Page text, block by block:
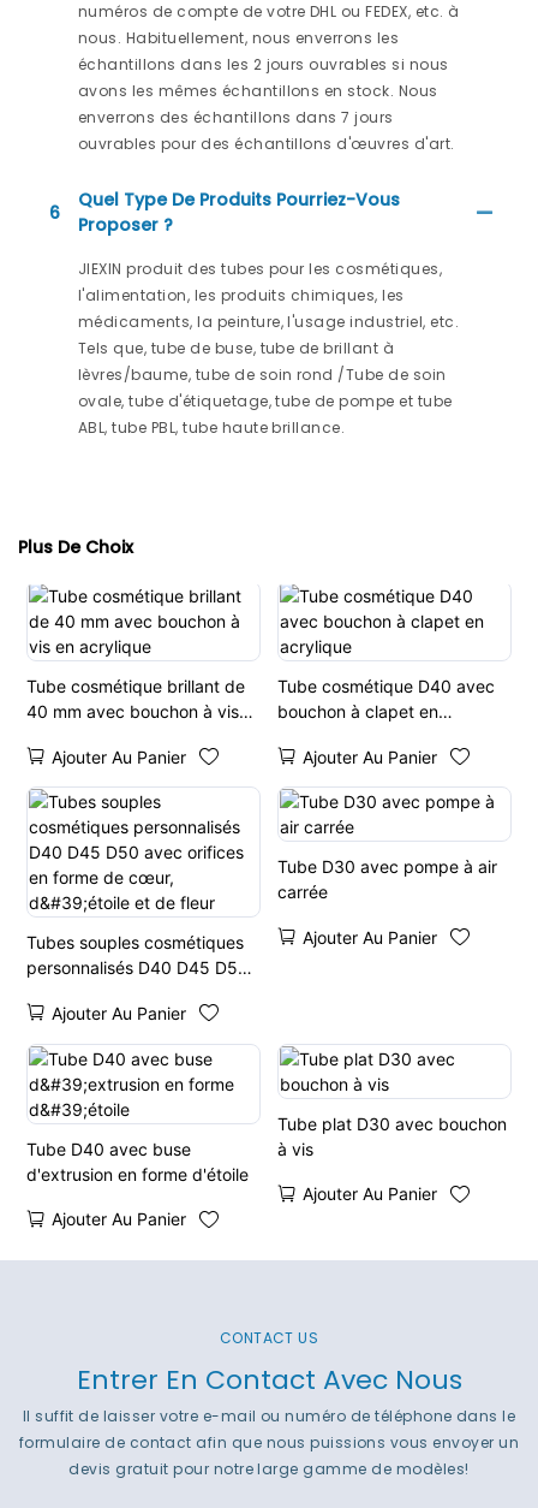
numéros de compte de votre DHL ou FEDEX, etc. à
nous. Habituellement, nous enverrons les
échantillons dans les 2 jours ouvrables si nous
avons les mêmes échantillons en stock. Nous
enverrons des échantillons dans 7 jours
ouvrables pour des échantillons d'œuvres d'art.
6
Quel Type De Produits Pourriez-Vous
Proposer ?
JIEXIN produit des tubes pour les cosmétiques,
l'alimentation, les produits chimiques, les
médicaments, la peinture, l'usage industriel, etc.
Tels que, tube de buse, tube de brillant à
lèvres/baume, tube de soin rond /Tube de soin
ovale, tube d'étiquetage, tube de pompe et tube
ABL, tube PBL, tube haute brillance.
Plus De Choix
Tube cosmétique brillant de
40 mm avec bouchon à vis
Ajouter Au Panier
Tube cosmétique D40 avec
bouchon à clapet en
Ajouter Au Panier
Tubes souples cosmétiques
personnalisés D40 D45 D50
cœur, d'étoile et de fleur
Ajouter Au Panier
Tube D30 avec pompe à air
carrée
Ajouter Au Panier
Tube D40 avec buse
d'extrusion en forme d'étoile
Ajouter Au Panier
Tube plat D30 avec bouchon
à vis
Ajouter Au Panier
CONTACT US
Entrer En Contact Avec Nous
Il suffit de laisser votre e-mail ou numéro de téléphone dans le
formulaire de contact afin que nous puissions vous envoyer un
devis gratuit pour notre large gamme de modèles!